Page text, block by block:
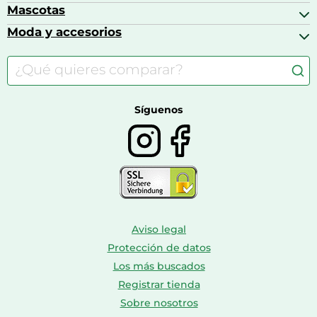
Alimentación y lactancia
Calzado infantil
Carritos de bebé
Accesorios gaming
Barbies
Consolas
Mascotas
Accesorios para caballos
Comida para perros
Farmacia veterinaria
Moda y accesorios
Accesorios de moda
Bolsos y maletas
Síguenos
Aviso legal
Protección de datos
Los más buscados
Registrar tienda
Sobre nosotros